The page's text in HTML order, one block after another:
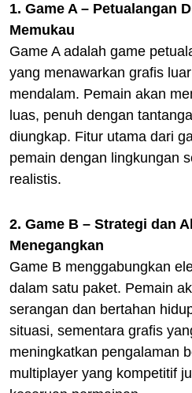
1. Game A – Petualangan
Memukau
Game A adalah game
yang menawarkan grafis
mendalam. Pemain akan
luas, penuh dengan
diungkap. Fitur utama dari
pemain dengan lingkungan
realistis.
2. Game B – Strategi dan
Menegangkan
Game B menggabungkan
dalam satu paket. Pemain
serangan dan bertahan
situasi, sementara grafis
meningkatkan pengalaman
multiplayer yang kompetitif